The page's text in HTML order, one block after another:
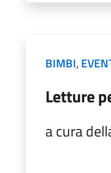
BIMBI,
Letture
a cura